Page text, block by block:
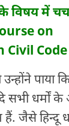
विषय में
on
पाया
सभी धर्मों
जैसे हिन्दू